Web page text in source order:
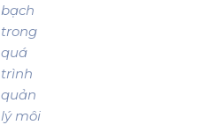
bạch
trong
quá
trình
quản
lý môi